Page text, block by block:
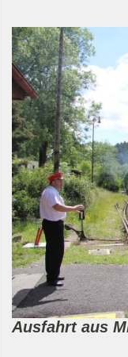
Ausfahrt aus